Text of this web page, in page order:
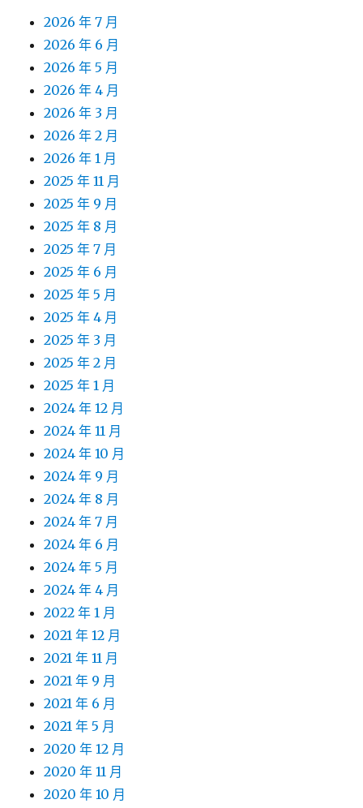
2026 年 7 月
2026 年 6 月
2026 年 5 月
2026 年 4 月
2026 年 3 月
2026 年 2 月
2026 年 1 月
2025 年 11 月
2025 年 9 月
2025 年 8 月
2025 年 7 月
2025 年 6 月
2025 年 5 月
2025 年 4 月
2025 年 3 月
2025 年 2 月
2025 年 1 月
2024 年 12 月
2024 年 11 月
2024 年 10 月
2024 年 9 月
2024 年 8 月
2024 年 7 月
2024 年 6 月
2024 年 5 月
2024 年 4 月
2022 年 1 月
2021 年 12 月
2021 年 11 月
2021 年 9 月
2021 年 6 月
2021 年 5 月
2020 年 12 月
2020 年 11 月
2020 年 10 月